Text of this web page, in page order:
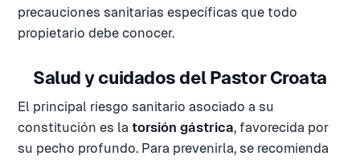
precauciones sanitarias específicas que todo
propietario debe conocer.
Salud y cuidados del Pastor Croata
El principal riesgo sanitario asociado a su
constitución es la torsión gástrica, favorecida por
su pecho profundo. Para prevenirla, se recomienda